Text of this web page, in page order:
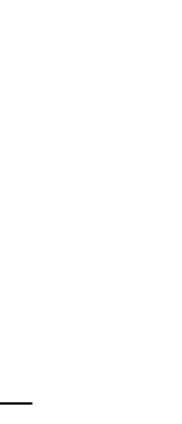
レビュー数:
クグレー, 60x120 cm
クグレー, 30x60 cm